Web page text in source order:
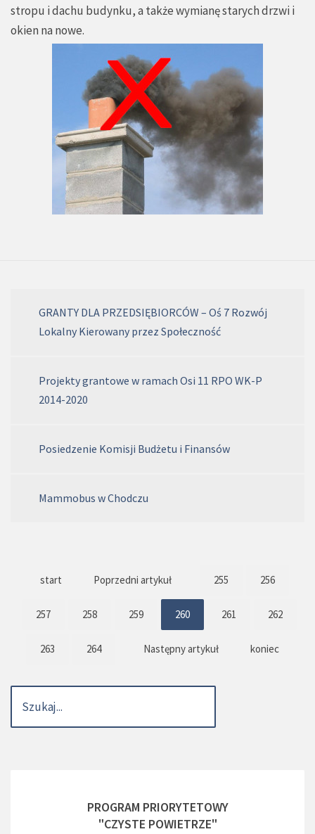
stropu i dachu budynku, a także wymianę starych drzwi i
okien na nowe.
GRANTY DLA PRZEDSIĘBIORCÓW – Oś 7 Rozwój
Lokalny Kierowany przez Społeczność
Projekty grantowe w ramach Osi 11 RPO WK-P
2014-2020
Posiedzenie Komisji Budżetu i Finansów
Mammobus w Chodczu
start Poprzedni artykuł 255 256
257 258 259 260 261 262
263 264 Następny artykuł koniec
PROGRAM PRIORYTETOWY
"CZYSTE POWIETRZE"